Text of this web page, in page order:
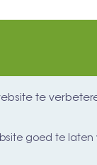
te
goed te laten